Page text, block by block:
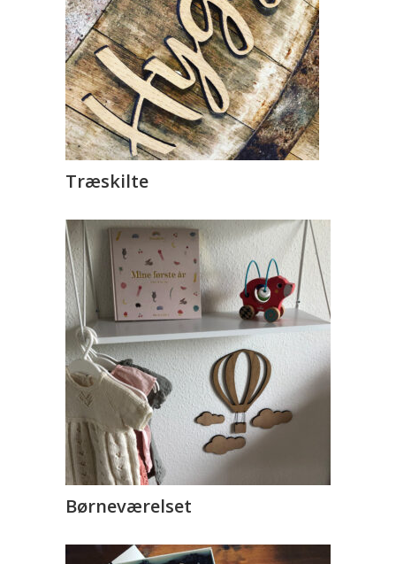
Træskilte
Børneværelset